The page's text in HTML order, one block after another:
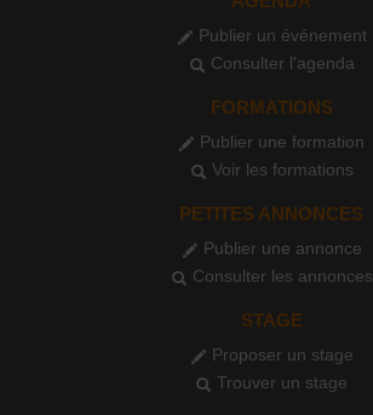
Publier un événement
Consulter l'agenda
FORMATIONS
Publier une formation
Voir les formations
PETITES ANNONCES
Publier une annonce
Consulter les annonces
STAGE
Proposer un stage
Trouver un stage